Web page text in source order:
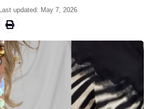
Last updated: May 7, 2026